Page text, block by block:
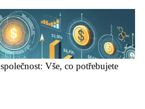
Vše, co potřebujete